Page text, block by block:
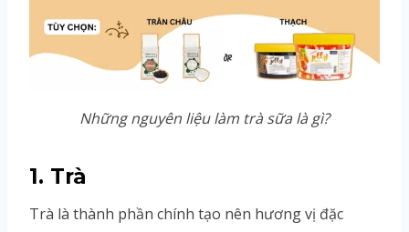
Những nguyên liệu làm trà sữa là gì?
1. Trà
Trà là thành phần chính tạo nên hương vị đặc